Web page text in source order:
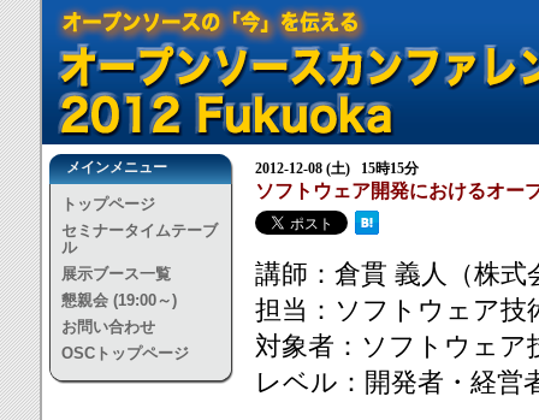
メインメニュー
トップページ
セミナータイムテーブ
ル
展示ブース一覧
懇親会 (19:00～)
お問い合わせ
OSCトップページ
2012-12-08 (土) 15時15分
ソフトウェア開発におけるオー
講師：倉貫 義人（株
担当：ソフトウェア技
対象者：ソフトウェア
レベル：開発者・経営